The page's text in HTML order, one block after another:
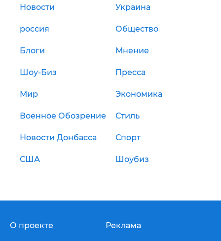
Новости Украина
россия Общество
Блоги Мнение
Шоу-Биз Пресса
Мир Экономика
Военное Обозрение Стиль
Новости Донбасса Спорт
США Шоубиз
О проекте Реклама